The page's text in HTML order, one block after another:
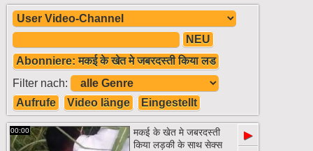
NEU
Abonniere: मकई के खेत मे जबरदस्ती किया लड
Filter nach:
Aufrufe
Video länge Eingestellt
00:00
मकई के खेत मे जबरदस्ती
किया लड़की के साथ सेक्स
▶